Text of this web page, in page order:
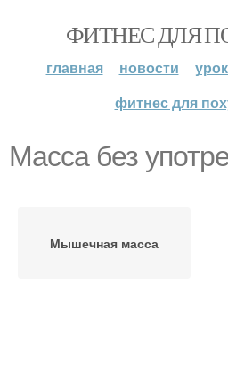
ФИТНЕС ДЛЯ
главная новости
фитнес для
Масса без
Мышечная масса